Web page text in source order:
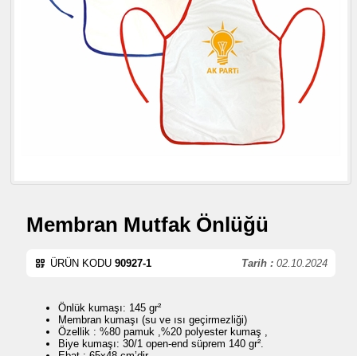
Membran Mutfak Önlüğü
Tarih : 02.10.2024
ÜRÜN KODU 90927-1
Önlük kumaşı: 145 gr²
Membran kumaşı (su ve ısı geçirmezliği)
Özellik : %80 pamuk ,%20 polyester kumaş ,
Biye kumaşı: 30/1 open-end süprem 140 gr².